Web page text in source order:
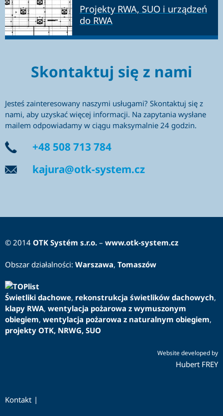
Projekty RWA, SUO i urządzeń
do RWA
Skontaktuj się z nami
Jesteś zainteresowany naszymi usługami? Skontaktuj się z
nami, aby uzyskać więcej informacji. Na zapytania wysłane
mailem odpowiadamy w ciągu maksymalnie 24 godzin.
+48 508 713 784
kajura@otk-system.cz
© 2014 OTK Systém s.r.o. – www.otk-system.cz
Obszar działalności: Warszawa, Tomaszów
Świetliki dachowe, rekonstrukcja świetlików dachowych,
klapy RWA, wentylacja pożarowa z wymuszonym
obiegiem, wentylacja pożarowa z naturalnym obiegiem,
projekty OTK, NRWG, SUO
Website developed by
Hubert FREY
Kontakt |